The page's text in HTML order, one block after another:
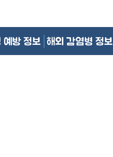
예방 정보 해외 감염병 정보